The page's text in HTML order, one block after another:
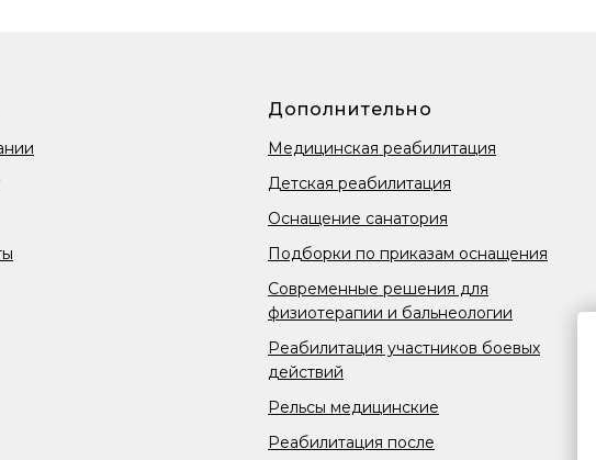
Дополнительно
Медицинская реабилитация
Детская реабилитация
Оснащение санатория
Подборки по приказам оснащения
Современные решения для
физиотерапии и бальнеологии
Реабилитация участников боевых
действий
Рельсы медицинские
Реабилитация после